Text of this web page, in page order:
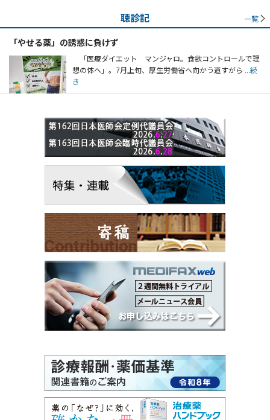
聴診記 一覧
「やせる薬」の誘惑に負けず
「医療ダイエット マンジャロ。食欲コントロールで理
想の体へ」。7月上旬、厚生労働省へ向かう道すがら ...続
き